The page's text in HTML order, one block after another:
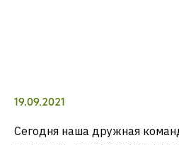
19.09.2021
Сегодня наша дружная